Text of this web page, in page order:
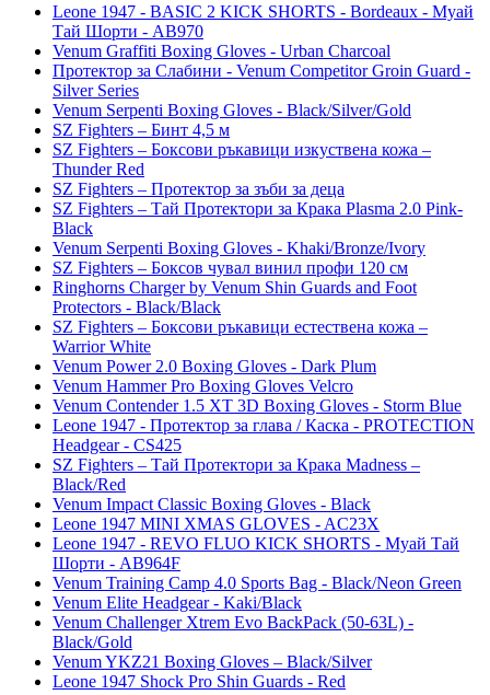
Leone 1947 - BASIC 2 KICK SHORTS - Bordeaux - Муай
Тай Шорти - AB970
Venum Graffiti Boxing Gloves - Urban Charcoal
Протектор за Слабини - Venum Competitor Groin Guard -
Silver Series
Venum Serpenti Boxing Gloves - Black/Silver/Gold
SZ Fighters – Бинт 4,5 м
SZ Fighters – Боксови ръкавици изкуствена кожа –
Thunder Red
SZ Fighters – Протектор за зъби за деца
SZ Fighters – Тай Протектори за Крака Plasma 2.0 Pink-
Black
Venum Serpenti Boxing Gloves - Khaki/Bronze/Ivory
SZ Fighters – Боксов чувал винил профи 120 см
Ringhorns Charger by Venum Shin Guards and Foot
Protectors - Black/Black
SZ Fighters – Боксови ръкавици естествена кожа –
Warrior White
Venum Power 2.0 Boxing Gloves - Dark Plum
Venum Hammer Pro Boxing Gloves Velcro
Venum Contender 1.5 XT 3D Boxing Gloves - Storm Blue
Leone 1947 - Протектор за глава / Каска - PROTECTION
Headgear - CS425
SZ Fighters – Тай Протектори за Крака Madness –
Black/Red
Venum Impact Classic Boxing Gloves - Black
Leone 1947 MINI XMAS GLOVES - AC23X
Leone 1947 - REVO FLUO KICK SHORTS - Муай Тай
Шорти - AB964F
Venum Training Camp 4.0 Sports Bag - Black/Neon Green
Venum Elite Headgear - Kaki/Black
Venum Challenger Xtrem Evo BackPack (50-63L) -
Black/Gold
Venum YKZ21 Boxing Gloves – Black/Silver
Leone 1947 Shock Pro Shin Guards - Red